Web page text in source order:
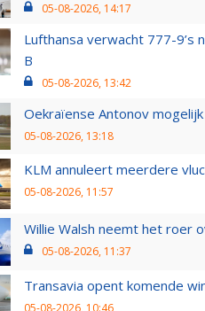
05-08-2026, 14:17
Lufthansa verwacht 777-9’s
B
05-08-2026, 13:42
Oekraïense Antonov
05-08-2026, 13:18
KLM annuleert meerdere
05-08-2026, 11:57
Willie Walsh neemt het roer
05-08-2026, 11:37
Transavia opent komende
05-08-2026, 10:46